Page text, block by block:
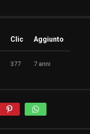
Clic Aggiunto
377 7 anni